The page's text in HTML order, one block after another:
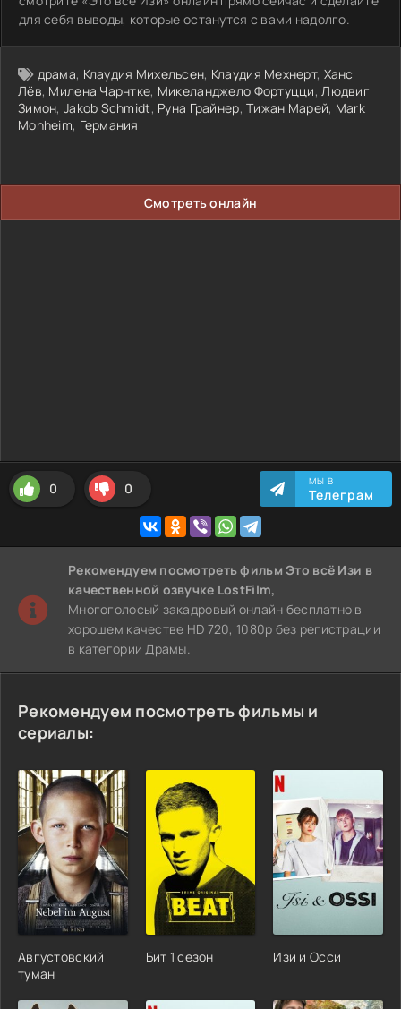
для себя выводы, которые останутся с вами надолго.
драма, Клаудия Михельсен, Клаудия Мехнерт, Ханс
Лёв, Милена Чарнтке, Микеланджело Фортуцци,Людвиг
Зимон, Jakob Schmidt, Руна Грайнер,Тижан Марей, Mark
Monheim, Германия
Смотреть онлайн
0 0 МЫ В
Телеграм
Рекомендуем посмотреть фильм Это всё Изи в
качественной озвучке LostFilm,
Многоголосый закадровый онлайн бесплатно в
хорошем качестве HD 720, 1080p без регистрации
в категории Драмы.
Рекомендуем посмотреть фильмы и
сериалы:
Августовский
туман
Бит 1 сезон Изи и Осси